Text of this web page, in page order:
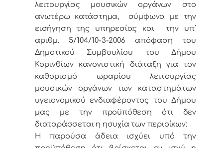
λειτουργίας μουσικών οργάνων στο
ανωτέρω κατάστημα, σύμφωνα με την
εισήγηση της υπηρεσίας και την υπ΄
αριθμ. 5/104/10-3-2006 απόφαση του
Δημοτικού Συμβουλίου του Δήμου
Κορινθίων κανονιστική διάταξη για τον
καθορισμό ωραρίου λειτουργίας
μουσικών οργάνων των καταστημάτων
υγειονομικού ενδιαφέροντος του Δήμου
μας με την προϋπόθεση ότι δεν
διαταράσσεται η ησυχία των περιοίκων:
Η παρούσα άδεια ισχύει υπό την